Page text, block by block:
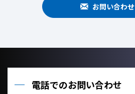
お問い合わせ
電話でのお問い合わせ